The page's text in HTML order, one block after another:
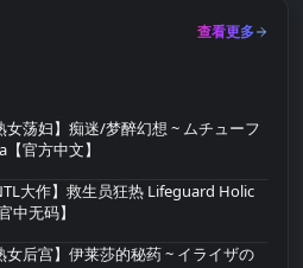
查看更多
女荡妇】痴迷/梦醉幻想 ~ ムチューフ
官方中文】
大作】救生员狂热 Lifeguard Holic
中无码】
女后宫】伊莱莎的秘药 ~ イライザの